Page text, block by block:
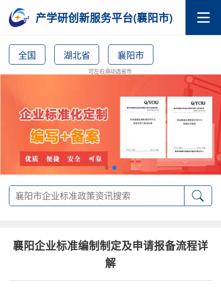
产学研创新服务平台(襄阳市)
全国 湖北省 襄阳市
可左右滑动选省市
襄阳企业标准编制制定及申请报备流程详
解